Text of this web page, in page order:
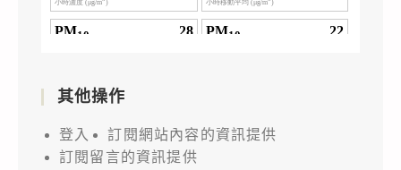
其他操作
登入
訂閱網站內容的資訊提供
訂閱留言的資訊提供